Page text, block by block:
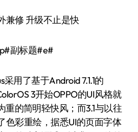
兼修 升级不止是快
副标题#e#
采用了基于Android 7.1.1的
3开始OPPO的UI风格就
重的简明轻快风；而3.1与以往
色彩重绘，据悉UI的页面字体